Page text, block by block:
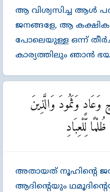
ആ വിശ്വസിച്ച ആള്‍
ജനങ്ങളേ, ആ
പോലെയുള്ള ഒന്ന്‌
കാര്യത്തിലും ഞാന്‍
അതായത്‌ നൂഹിന്‍റെ
ആദിന്‍റെയും
وَثَمُودَ وَالَّذِينَ
لِّلْعِبَادِ